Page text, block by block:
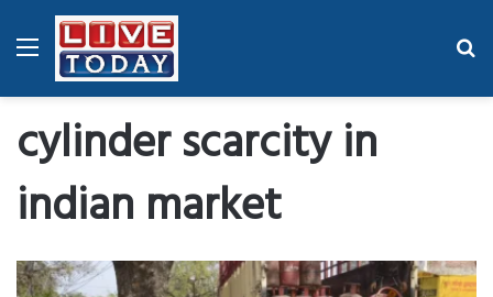
Menu
cylinder scarcity in
indian market